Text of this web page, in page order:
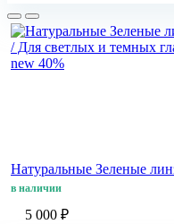
new 40%
Натуральные Зеленые
в наличии
5 000 ₽